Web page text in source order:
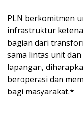
PLN berkomitmen
infrastruktur
bagian dari
sama lintas unit
lapangan,
beroperasi dan
bagi masyarakat.*